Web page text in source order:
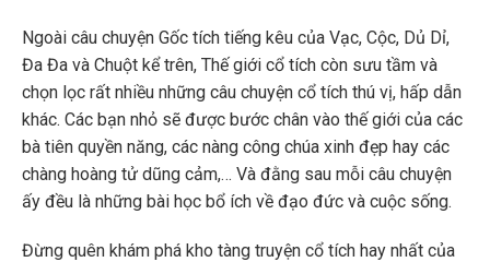
Ngoài câu chuyện Gốc tích tiếng kêu của Vạc, Cộc, Dủ Dỉ,
Đa Đa và Chuột kể trên, Thế giới cổ tích còn sưu tầm và
chọn lọc rất nhiều những câu chuyện cổ tích thú vị, hấp dẫn
khác. Các bạn nhỏ sẽ được bước chân vào thế giới của các
bà tiên quyền năng, các nàng công chúa xinh đẹp hay các
chàng hoàng tử dũng cảm,… Và đằng sau mỗi câu chuyện
ấy đều là những bài học bổ ích về đạo đức và cuộc sống.
Đừng quên khám phá kho tàng truyện cổ tích hay nhất của